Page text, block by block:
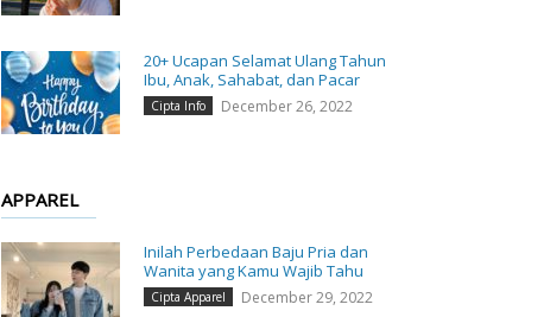
20+ Ucapan Selamat Ulang Tahun
Ibu, Anak, Sahabat, dan Pacar
Cipta Info December 26, 2022
APPAREL
Inilah Perbedaan Baju Pria dan
Wanita yang Kamu Wajib Tahu
Cipta Apparel December 29, 2022